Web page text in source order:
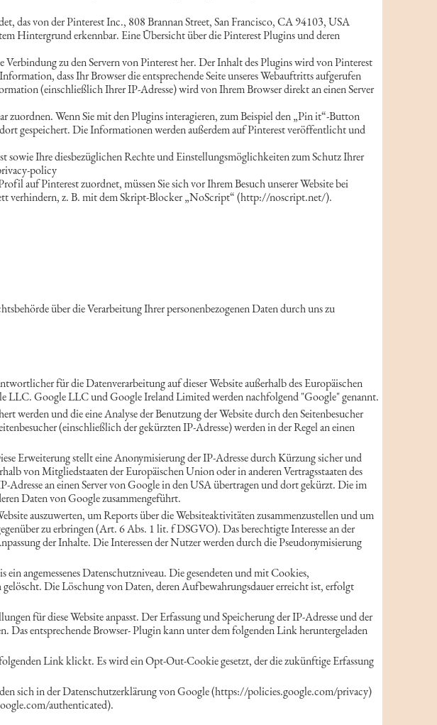
das von der Pinterest Inc., 808 Brannan Street, San Francisco, CA 94103, USA
Hintergrund erkennbar. Eine Übersicht über die Pinterest Plugins und deren
zu den Servern von Pinterest her. Der Inhalt des Plugins wird von Pinterest
dass Ihr Browser die entsprechende Seite unseres Webauftritts aufgerufen
(einschließlich Ihrer IP-Adresse) wird von Ihrem Browser direkt an einen Server
zuordnen. Wenn Sie mit den Plugins interagieren, zum Beispiel den „Pin it“-Button
gespeichert. Die Informationen werden außerdem auf Pinterest veröffentlicht und
Ihre diesbezüglichen Rechte und Einstellungsmöglichkeiten zum Schutz Ihrer
policy
auf Pinterest zuordnet, müssen Sie sich vor Ihrem Besuch unserer Website bei
verhindern, z. B. mit dem Skript-Blocker „NoScript“ (http://noscript.net/).
über die Verarbeitung Ihrer personenbezogenen Daten durch uns zu
für die Datenverarbeitung auf dieser Website außerhalb des Europäischen
LLC. Google LLC und Google Ireland Limited werden nachfolgend "Google" genannt.
werden und die eine Analyse der Benutzung der Website durch den Seitenbesucher
(einschließlich der gekürzten IP-Adresse) werden in der Regel an einen
Erweiterung stellt eine Anonymisierung der IP-Adresse durch Kürzung sicher und
von Mitgliedstaaten der Europäischen Union oder in anderen Vertragsstaaten des
an einen Server von Google in den USA übertragen und dort gekürzt. Die im
Daten von Google zusammengeführt.
auszuwerten, um Reports über die Websiteaktivitäten zusammenzustellen und um
zu erbringen (Art. 6 Abs. 1 lit. f DSGVO). Das berechtigte Interesse an der
der Inhalte. Die Interessen der Nutzer werden durch die Pseudonymisierung
angemessenes Datenschutzniveau. Die gesendeten und mit Cookies,
Die Löschung von Daten, deren Aufbewahrungsdauer erreicht ist, erfolgt
für diese Website anpasst. Der Erfassung und Speicherung der IP-Adresse und der
entsprechende Browser- Plugin kann unter dem folgenden Link heruntergeladen
Link klickt. Es wird ein Opt-Out-Cookie gesetzt, der die zukünftige Erfassung
sich in der Datenschutzerklärung von Google (https://policies.google.com/privacy)
authenticated).